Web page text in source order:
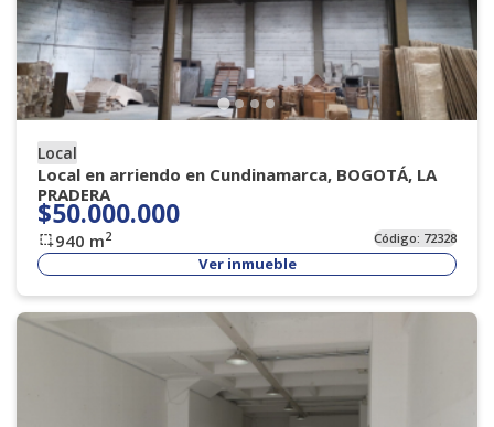
Local
Local en arriendo en Cundinamarca, BOGOTÁ, LA
PRADERA
$50.000.000
940 m2 Código: 72328
Ver inmueble